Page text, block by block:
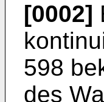
[0002]
598
des